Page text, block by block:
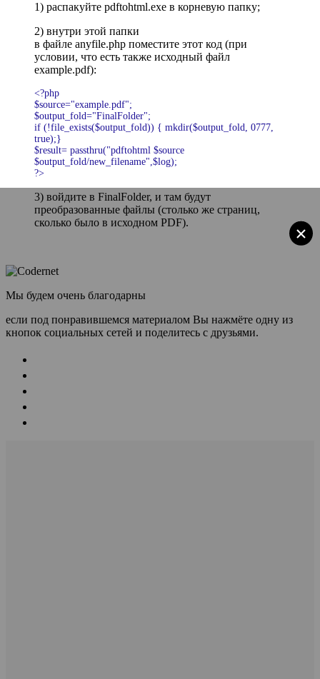
1) распакуйте pdftohtml.exe в корневую папку;
2) внутри этой папки
в файле anyfile.php поместите этот код (при
условии, что есть также исходный файл
example.pdf):
<?php
$source="example.pdf";
$output_fold="FinalFolder";
if (!file_exists($output_fold)) { mkdir($output_fold, 0777,
true);}
$result= passthru("pdftohtml $source
$output_fold/new_filename",$log);
?>
3) войдите в FinalFolder, и там будут
преобразованные файлы (столько же страниц,
сколько было в исходном PDF).
Мы будем очень благодарны
если под понравившемся материалом Вы нажмёте одну из
кнопок социальных сетей и поделитесь с друзьями.
×